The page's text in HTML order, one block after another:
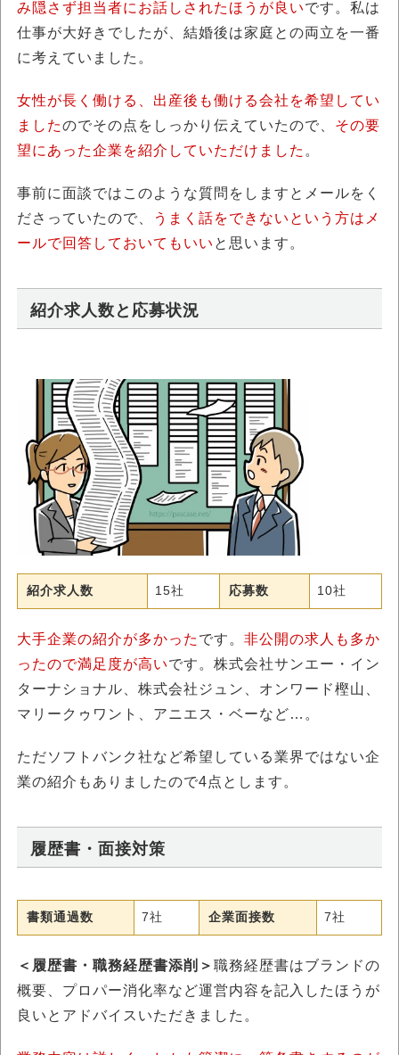
み隠さず担当者にお話しされたほうが良いです。私は
仕事が大好きでしたが、結婚後は家庭との両立を一番
に考えていました。
女性が長く働ける、出産後も働ける会社を希望してい
ましたのでその点をしっかり伝えていたので、 その要
望にあった企業を紹介していただけました 。
事前に面談ではこのような質問をしますとメールをく
ださっていたので、
うまく話をできないという方はメ
ールで回答しておいてもいい と思います。
紹介求人数と応募状況
紹介求人数 15社 応募数 10社
大手企業の紹介が多かった です。 非公開の求人も多か
ったので満足度が高いです。株式会社サンエー・イン
ターナショナル、株式会社ジュン、オンワード樫山、
マリークゥワント、アニエス・ベーなど…。
ただソフトバンク社など希望している業界ではない企
業の紹介もありましたので4点とします。
履歴書・面接対策
書類通過数 7社 企業面接数 7社
＜履歴書・職務経歴書添削＞ 職務経歴書はブランドの
概要、プロパー消化率など運営内容を記入したほうが
良いとアドバイスいただきました。